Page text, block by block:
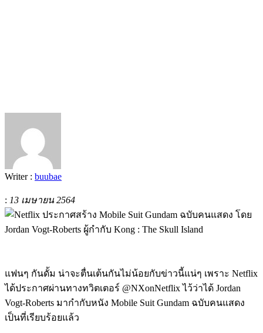
Writer : buubae
: 13 เมษายน 2564
แฟนๆ กันดั้ม น่าจะตื่นเต้นกันไม่น้อยกับข่าวนี้แน่ๆ เพราะ Netflix
ได้ประกาศผ่านทางทวิตเตอร์ @NXonNetflix ไว้ว่าได้ Jordan
Vogt-Roberts มากำกับหนัง Mobile Suit Gundam ฉบับคนแสดง
เป็นที่เรียบร้อยแล้ว